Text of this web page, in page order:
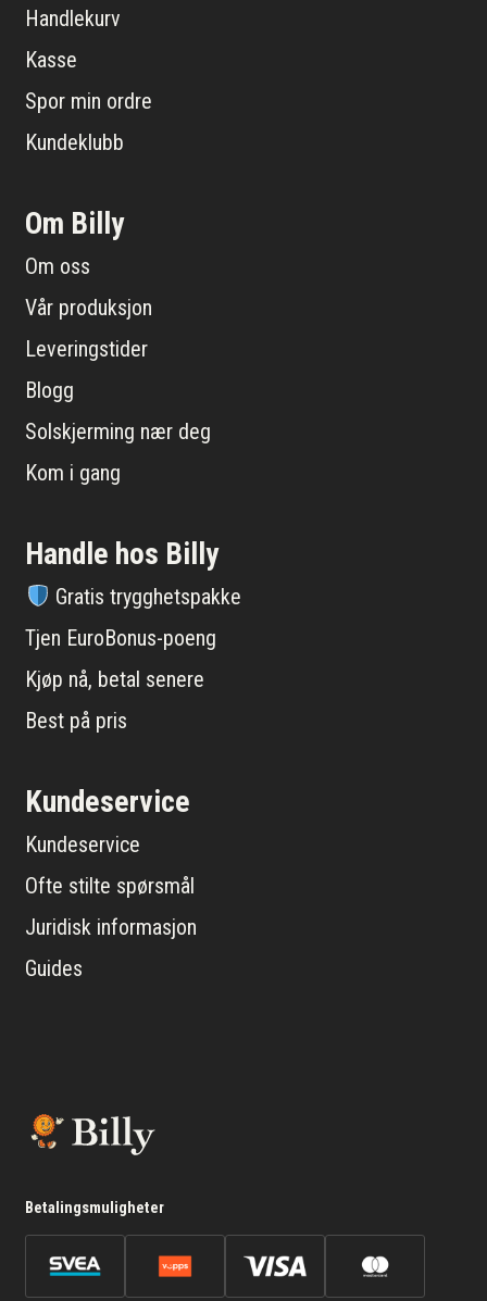
Handlekurv
Kasse
Spor min ordre
Kundeklubb
Om Billy
Om oss
Vår produksjon
Leveringstider
Blogg
Solskjerming nær deg
Kom i gang
Handle hos Billy
Gratis trygghetspakke
Tjen EuroBonus-poeng
Kjøp nå, betal senere
Best på pris
Kundeservice
Kundeservice
Ofte stilte spørsmål
Juridisk informasjon
Guides
Betalingsmuligheter